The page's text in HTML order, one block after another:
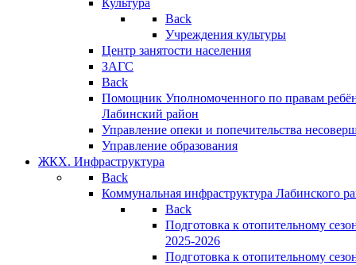
Культура
Back
Учреждения культуры
Центр занятости населения
ЗАГС
Back
Помощник Уполномоченного по правам
Лабинский район
Управление опеки и попечительства
Управление образования
ЖКХ. Инфраструктура
Back
Коммунальная инфраструктура Лабинского
Back
Подготовка к отопительному
2025-2026
Подготовка к отопительному